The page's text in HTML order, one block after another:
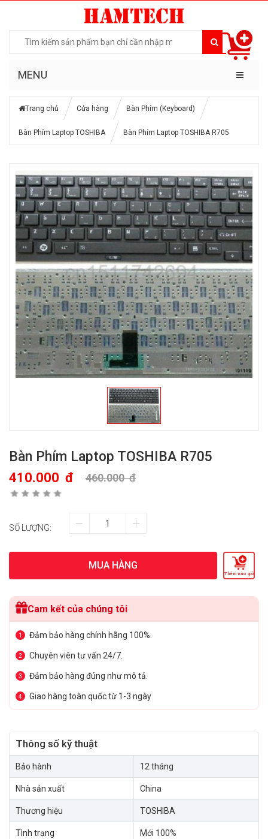
MENU
Trang chủ Cửa hàng Bàn Phím (Keyboard)
Bàn Phím Laptop TOSHIBA Bàn Phím Laptop TOSHIBA R705
Bàn Phím Laptop TOSHIBA R705
410.000 đ 460.000đ
SỐ LƯỢNG:
MUA HÀNG
Thêm vào giỏ
Cam kết của chúng tôi
1 Đảm bảo hàng chính hãng 100%.
2 Chuyên viên tư vấn 24/7.
3 Đảm bảo hàng đúng như mô tả.
4 Giao hàng toàn quốc từ 1-3 ngày
Thông số kỹ thuật
Bảo hành 12 tháng
Nhà sản xuất China
Thương hiệu TOSHIBA
Tình trạng Mới 100%